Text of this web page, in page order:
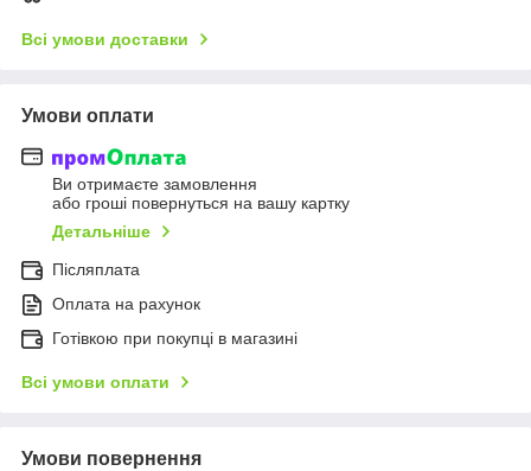
Всі умови доставки
Умови оплати
Ви отримаєте замовлення
або гроші повернуться на вашу картку
Детальніше
Післяплата
Оплата на рахунок
Готівкою при покупці в магазині
Всі умови оплати
Умови повернення